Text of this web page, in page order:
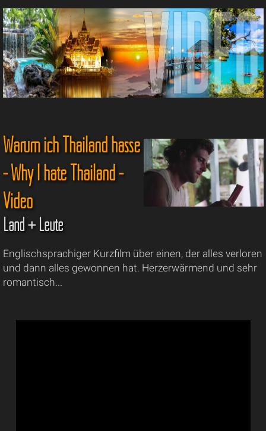
Warum ich Thailand hasse
- Why I hate Thailand -
Video
Land + Leute
Englischsprachiger Kurzfilm über einen, der alles verloren
und dann alles gewonnen hat. Herzerwärmend und sehr
romantisch...